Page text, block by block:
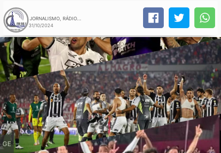
JORNALISMO, RÁDIO...
31/10/2024
GE